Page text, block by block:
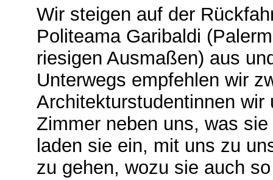
Wir steigen auf der
Politeama Garibaldi
riesigen Ausmaßen) aus
Unterwegs empfehlen wir
Architekturstudentinnen
Zimmer neben uns, was
laden sie ein, mit uns zu
zu gehen, wozu sie auch